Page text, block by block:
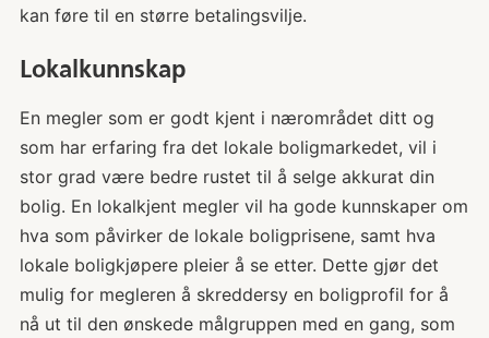
kan føre til en større betalingsvilje.
Lokalkunnskap
En megler som er godt kjent i nærområdet ditt og
som har erfaring fra det lokale boligmarkedet, vil i
stor grad være bedre rustet til å selge akkurat din
bolig. En lokalkjent megler vil ha gode kunnskaper om
hva som påvirker de lokale boligprisene, samt hva
lokale boligkjøpere pleier å se etter. Dette gjør det
mulig for megleren å skreddersy en boligprofil for å
nå ut til den ønskede målgruppen med en gang, som